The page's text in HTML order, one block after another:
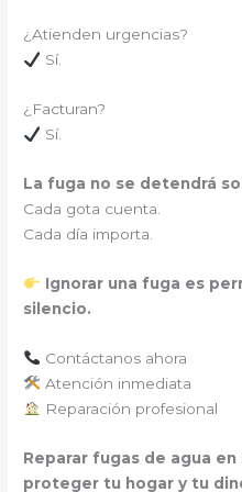
¿Atienden urgencias?
Sí.
¿Facturan?
Sí.
La fuga no se detendrá
Cada gota cuenta.
Cada día importa.
Ignorar una fuga es
silencio.
Contáctanos ahora
Atención inmediata
Reparación profesional
Reparar fugas de agua
proteger tu hogar y tu